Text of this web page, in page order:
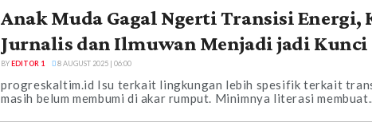
Anak Muda Gagal Ngerti Transisi Energi,
Jurnalis dan Ilmuwan Menjadi jadi Kunci
BYEDITOR 1 8 AUGUST 2025 | 06:00
progreskaltim.id Isu terkait lingkungan lebih spesifik terkait
masih belum membumi di akar rumput. Minimnya literasi